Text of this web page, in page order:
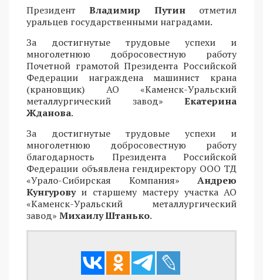
ПрезидентВладимир Путин отметил
уральцев государственными наградами.
За достигнутые трудовые успехи и
многолетнюю добросовестную работу
Почетной грамотой Президента Российской
Федерации награждена машинист крана
(крановщик) АО «Каменск-Уральский
металлургический завод» Екатерина
Жданова.
За достигнутые трудовые успехи и
многолетнюю добросовестную работу
благодарность Президента Российской
Федерации объявлена гендиректору ООО ТД
«Урало-Сибирская Компания» Андрею
Кунгуровуи старшему мастеру участка АО
«Каменск-Уральский металлургический
завод» Михаилу Штанько.